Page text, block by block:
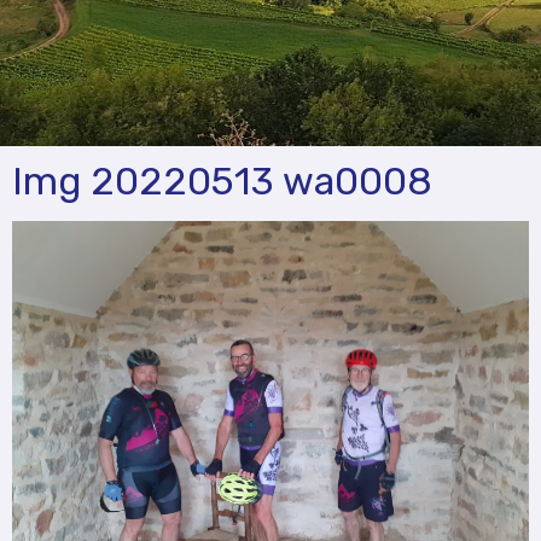
Img 20220513 wa0008